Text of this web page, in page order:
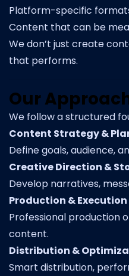
Platform-specific
Content that can be
We don’t just create
that performs.
Our
We follow a structured
Content Strategy &
Define goals, audience,
Creative Direction &
Develop narratives,
Production & Execution
Professional production
content.
Distribution &
Smart distribution,